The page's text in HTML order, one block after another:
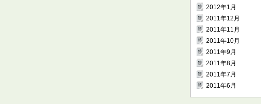
2012年1月
2011年12月
2011年11月
2011年10月
2011年9月
2011年8月
2011年7月
2011年6月